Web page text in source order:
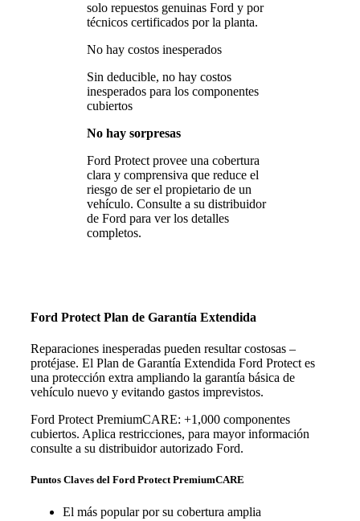
solo repuestos genuinas Ford y por
técnicos certificados por la planta.
No hay costos inesperados
Sin deducible, no hay costos
inesperados para los componentes
cubiertos
No hay sorpresas
Ford Protect provee una cobertura
clara y comprensiva que reduce el
riesgo de ser el propietario de un
vehículo. Consulte a su distribuidor
de Ford para ver los detalles
completos.
Ford Protect Plan de Garantía Extendida
Reparaciones inesperadas pueden resultar costosas –
protéjase. El Plan de Garantía Extendida Ford Protect es
una protección extra ampliando la garantía básica de
vehículo nuevo y evitando gastos imprevistos.
Ford Protect PremiumCARE: +1,000 componentes
cubiertos. Aplica restricciones, para mayor información
consulte a su distribuidor autorizado Ford.
Puntos Claves del Ford Protect PremiumCARE
El más popular por su cobertura amplia